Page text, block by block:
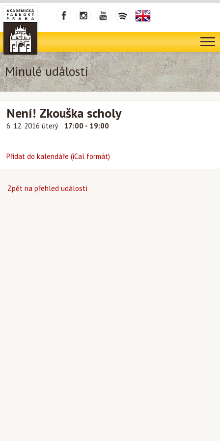
Minulé události
Není! Zkouška scholy
6. 12. 2016 úterý 17:00 - 19:00
Přidat do kalendáře (iCal formát)
Zpět na přehled událostí